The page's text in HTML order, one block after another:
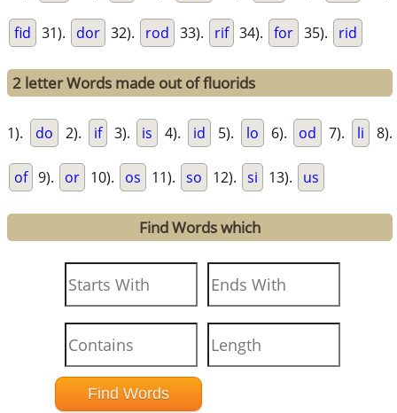
fid 31). dor 32). rod 33). rif 34). for 35). rid
2 letter Words made out of fluorids
1). do 2). if 3). is 4). id 5). lo 6). od 7). li 8).
of 9). or 10). os 11). so 12). si 13). us
Find Words which